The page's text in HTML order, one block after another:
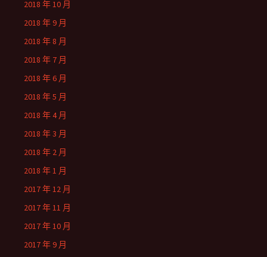
2018 年 10 月
2018 年 9 月
2018 年 8 月
2018 年 7 月
2018 年 6 月
2018 年 5 月
2018 年 4 月
2018 年 3 月
2018 年 2 月
2018 年 1 月
2017 年 12 月
2017 年 11 月
2017 年 10 月
2017 年 9 月